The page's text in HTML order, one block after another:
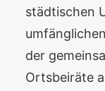
städtischen
der
Ortsbeiräte